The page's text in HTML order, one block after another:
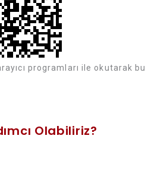
programları ile okutarak bu
Olabiliriz?